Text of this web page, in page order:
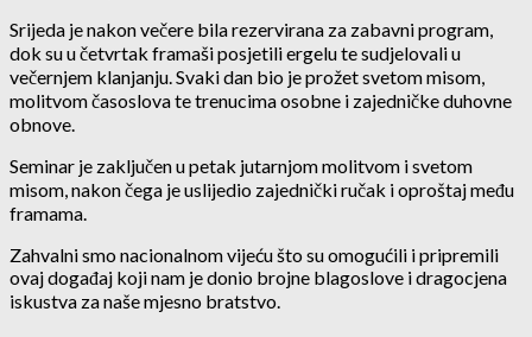
Srijeda je nakon večere bila rezervirana za zabavni program,
dok su u četvrtak framaši posjetili ergelu te sudjelovali u
večernjem klanjanju. Svaki dan bio je prožet svetom misom,
molitvom časoslova te trenucima osobne i zajedničke duhovne
obnove.
Seminar je zaključen u petak jutarnjom molitvom i svetom
misom, nakon čega je uslijedio zajednički ručak i oproštaj među
framama.
Zahvalni smo nacionalnom vijeću što su omogućili i pripremili
ovaj događaj koji nam je donio brojne blagoslove i dragocjena
iskustva za naše mjesno bratstvo.